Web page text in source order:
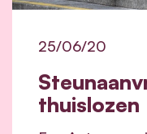
thuislozen
25/06/20